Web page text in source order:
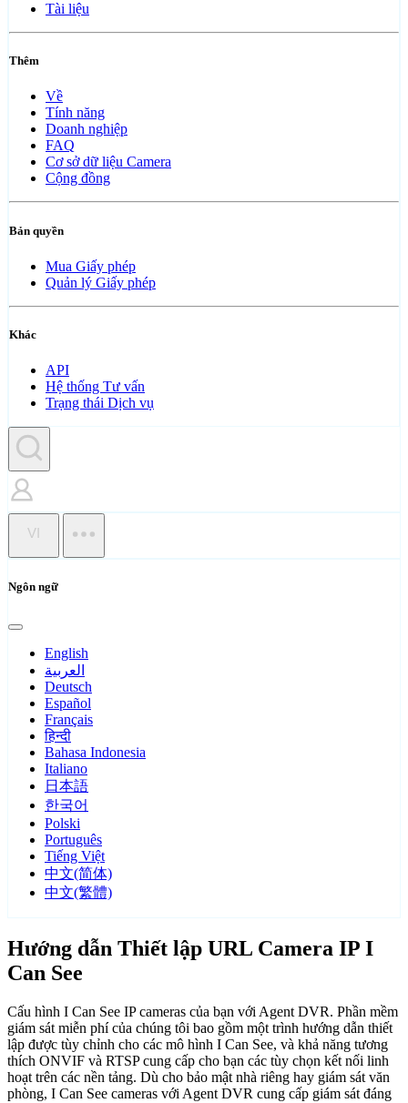
Tài liệu
Thêm
Về
Tính năng
Doanh nghiệp
FAQ
Cơ sở dữ liệu Camera
Cộng đồng
Bản quyền
Mua Giấy phép
Quản lý Giấy phép
Khác
API
Hệ thống Tư vấn
Trạng thái Dịch vụ
VI
Ngôn ngữ
English
العربية
Deutsch
Español
Français
हिन्दी
Bahasa Indonesia
Italiano
日本語
한국어
Polski
Português
Tiếng Việt
中文(简体)
中文(繁體)
Hướng dẫn Thiết lập URL Camera IP I
Can See
Cấu hình I Can See IP cameras của bạn với Agent DVR. Phần mềm
giám sát miễn phí của chúng tôi bao gồm một trình hướng dẫn thiết
lập được tùy chỉnh cho các mô hình I Can See, và khả năng tương
thích ONVIF và RTSP cung cấp cho bạn các tùy chọn kết nối linh
hoạt trên các nền tảng. Dù cho bảo mật nhà riêng hay giám sát văn
phòng, I Can See cameras với Agent DVR cung cấp giám sát đáng